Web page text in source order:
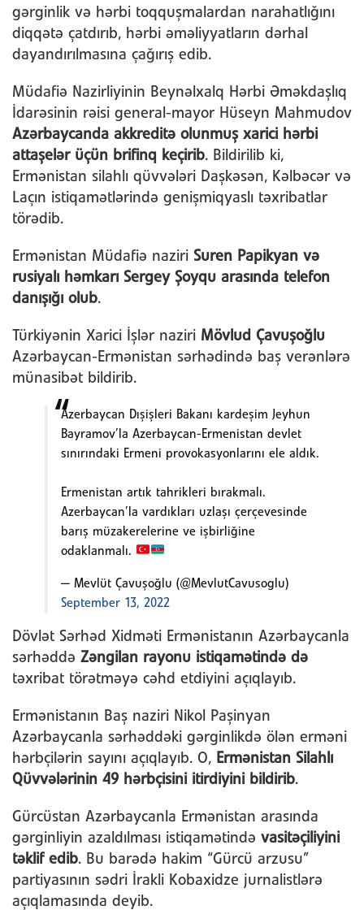
gərginlik və hərbi toqquşmalardan narahatlığını
diqqətə çatdırıb, hərbi əməliyyatların dərhal
dayandırılmasına çağırış edib.
Müdafiə Nazirliyinin Beynəlxalq Hərbi Əməkdaşlıq
İdarəsinin rəisi general-mayor Hüseyn Mahmudov
Azərbaycanda akkreditə olunmuş xarici hərbi
attaşelər üçün brifinq keçirib. Bildirilib ki,
Ermənistan silahlı qüvvələri Daşkəsən, Kəlbəcər və
Laçın istiqamətlərində genişmiqyaslı təxribatlar
törədib.
Ermənistan Müdafiə naziri Suren Papikyan və
rusiyalı həmkarı Sergey Şoyqu arasında telefon
danışığı olub.
Türkiyənin Xarici İşlər naziri Mövlud Çavuşoğlu
Azərbaycan-Ermənistan sərhədində baş verənlərə
münasibət bildirib.
Azerbaycan Dışişleri Bakanı kardeşim Jeyhun
Bayramov’la Azerbaycan-Ermenistan devlet
sınırındaki Ermeni provokasyonlarını ele aldık.
Ermenistan artık tahrikleri bırakmalı.
Azerbaycan’la vardıkları uzlaşı çerçevesinde
barış müzakerelerine ve işbirliğine
odaklanmalı.
— Mevlüt Çavuşoğlu (@MevlutCavusoglu)
September 13, 2022
Dövlət Sərhəd Xidməti Ermənistanın Azərbaycanla
sərhəddə Zəngilan rayonu istiqamətində də
təxribat törətməyə cəhd etdiyini açıqlayıb.
Ermənistanın Baş naziri Nikol Paşinyan
Azərbaycanla sərhəddəki gərginlikdə ölən erməni
hərbçilərin sayını açıqlayıb. O, Ermənistan Silahlı
Qüvvələrinin 49 hərbçisini itirdiyini bildirib.
Gürcüstan Azərbaycanla Ermənistan arasında
gərginliyin azaldılması istiqamətində vasitəçiliyini
təklif edib. Bu barədə hakim “Gürcü arzusu”
partiyasının sədri İrakli Kobaxidze jurnalistlərə
açıqlamasında deyib.